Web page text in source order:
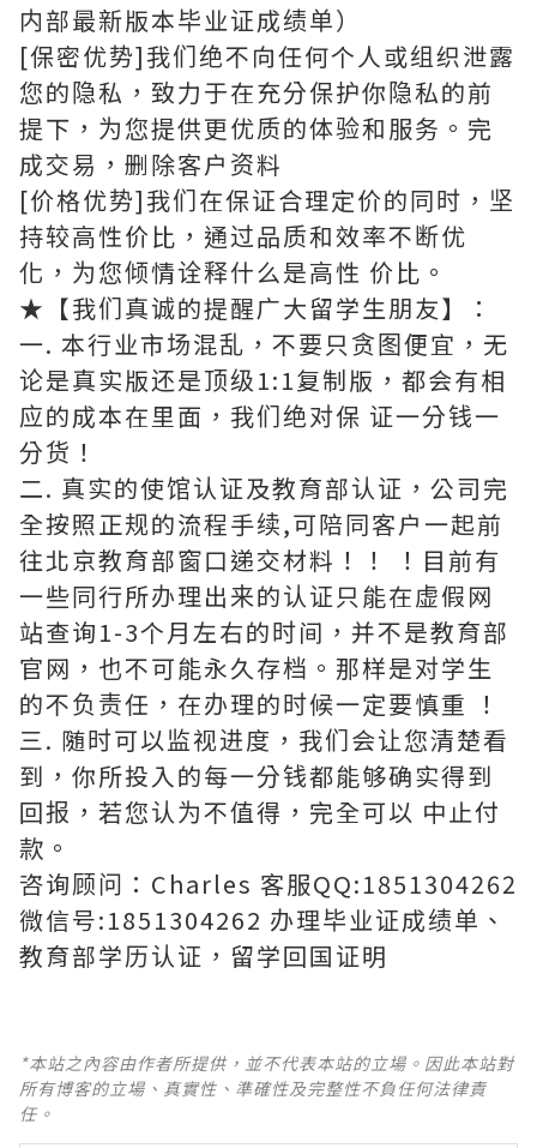
内部最新版本毕业证成绩单）
[保密优势]我们绝不向任何个人或组织泄露
您的隐私，致力于在充分保护你隐私的前
提下，为您提供更优质的体验和服务。完
成交易，删除客户资料
[价格优势]我们在保证合理定价的同时，坚
持较高性价比，通过品质和效率不断优
化，为您倾情诠释什么是高性 价比。
★【我们真诚的提醒广大留学生朋友】：
一. 本行业市场混乱，不要只贪图便宜，无
论是真实版还是顶级1:1复制版，都会有相
应的成本在里面，我们绝对保 证一分钱一
分货！
二. 真实的使馆认证及教育部认证，公司完
全按照正规的流程手续,可陪同客户一起前
往北京教育部窗口递交材料！！ ！目前有
一些同行所办理出来的认证只能在虚假网
站查询1-3个月左右的时间，并不是教育部
官网，也不可能永久存档。那样是对学生
的不负责任，在办理的时候一定要慎重 ！
三. 随时可以监视进度，我们会让您清楚看
到，你所投入的每一分钱都能够确实得到
回报，若您认为不值得，完全可以 中止付
款。
咨询顾问：Charles 客服QQ:1851304262
微信号:1851304262 办理毕业证成绩单、
教育部学历认证，留学回国证明
*本站之內容由作者所提供，並不代表本站的立場。因此本站對
所有博客的立場、真實性、準確性及完整性不負任何法律責
任。